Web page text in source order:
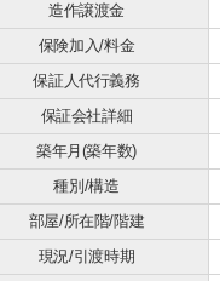
造作譲渡金
保険加入/料金
保証人代行義務
保証会社詳細
築年月(築年数)
種別/構造
部屋/所在階/階建
現況/引渡時期